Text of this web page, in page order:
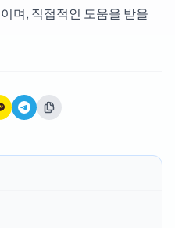
며, 직접적인 도움을 받을